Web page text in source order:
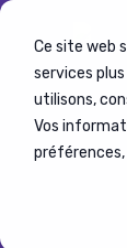
Ce site web
services
utilisons,
Vos
préférences,